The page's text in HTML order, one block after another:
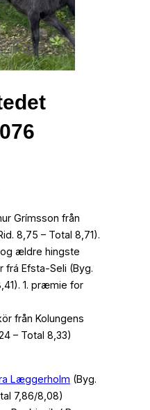
Grímsson från
8,75 – Total 8,71).
ældre hingste
frá Efsta-Seli (Byg.
1. præmie for
från Kolungens
– Total 8,33)
Læggerholm (Byg.
7,86/8,08)